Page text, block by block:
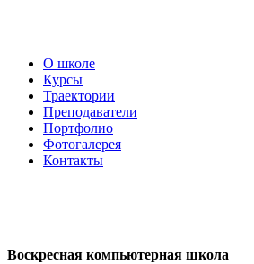
О школе
Курсы
Траектории
Преподаватели
Портфолио
Фотогалерея
Контакты
Воскресная компьютерная школа